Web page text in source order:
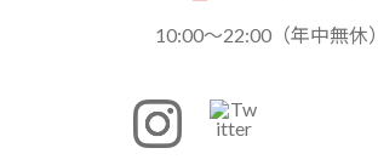
10:00～22:00（年中無休）